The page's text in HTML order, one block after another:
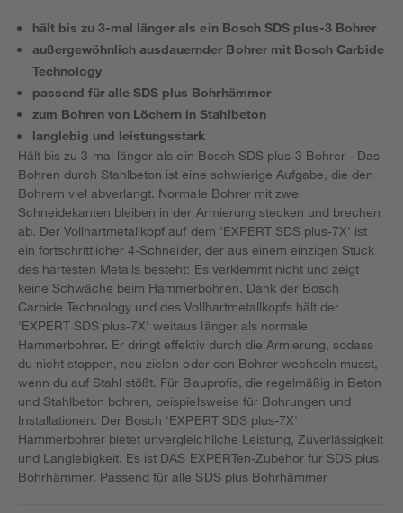
hält bis zu 3-mal länger als ein Bosch SDS plus-3 Bohrer
außergewöhnlich ausdauernder Bohrer mit Bosch Carbide
Technology
passend für alle SDS plus Bohrhämmer
zum Bohren von Löchern in Stahlbeton
langlebig und leistungsstark
Hält bis zu 3-mal länger als ein Bosch SDS plus-3 Bohrer - Das
Bohren durch Stahlbeton ist eine schwierige Aufgabe, die den
Bohrern viel abverlangt. Normale Bohrer mit zwei
Schneidekanten bleiben in der Armierung stecken und brechen
ab. Der Vollhartmetallkopf auf dem 'EXPERT SDS plus-7X' ist
ein fortschrittlicher 4-Schneider, der aus einem einzigen Stück
des härtesten Metalls besteht: Es verklemmt nicht und zeigt
keine Schwäche beim Hammerbohren. Dank der Bosch
Carbide Technology und des Vollhartmetallkopfs hält der
'EXPERT SDS plus-7X' weitaus länger als normale
Hammerbohrer. Er dringt effektiv durch die Armierung, sodass
du nicht stoppen, neu zielen oder den Bohrer wechseln musst,
wenn du auf Stahl stößt. Für Bauprofis, die regelmäßig in Beton
und Stahlbeton bohren, beispielsweise für Bohrungen und
Installationen. Der Bosch 'EXPERT SDS plus-7X'
Hammerbohrer bietet unvergleichliche Leistung, Zuverlässigkeit
und Langlebigkeit. Es ist DAS EXPERTen-Zubehör für SDS plus
Bohrhämmer. Passend für alle SDS plus Bohrhämmer